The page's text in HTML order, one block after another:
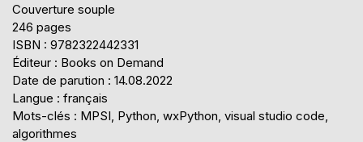
Couverture souple
246 pages
ISBN : 9782322442331
Éditeur : Books on Demand
Date de parution : 14.08.2022
Langue : français
Mots-clés : MPSI, Python, wxPython, visual studio code,
algorithmes